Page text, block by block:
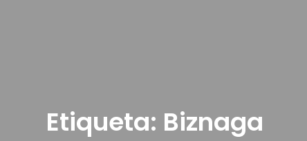
Etiqueta: Biznaga